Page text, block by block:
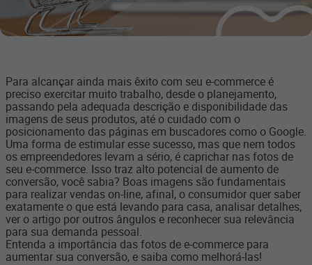
Para alcançar ainda mais êxito com seu e-commerce é
preciso exercitar muito trabalho, desde o planejamento,
passando pela adequada descrição e disponibilidade das
imagens de seus produtos, até o cuidado com o
posicionamento das páginas em buscadores como o Google.
Uma forma de estimular esse sucesso, mas que nem todos
os empreendedores levam a sério, é caprichar nas fotos de
seu e-commerce. Isso traz alto potencial de aumento de
conversão, você sabia? Boas imagens são fundamentais
para realizar vendas on-line, afinal, o consumidor quer saber
exatamente o que está levando para casa, analisar detalhes,
ver o artigo por outros ângulos e reconhecer sua relevância
para sua demanda pessoal.
Entenda a importância das fotos de e-commerce para
aumentar sua conversão, e saiba como melhorá-las!